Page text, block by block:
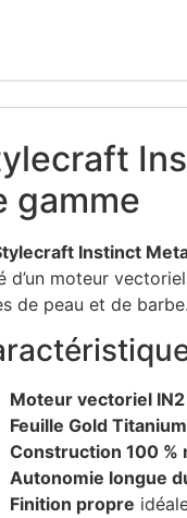
gamme
Instinct
d’un moteur vectoriel
de peau et de
Moteur vectoriel IN2
Feuille Gold Titanium
Construction 100 %
Autonomie longue
Finition propre